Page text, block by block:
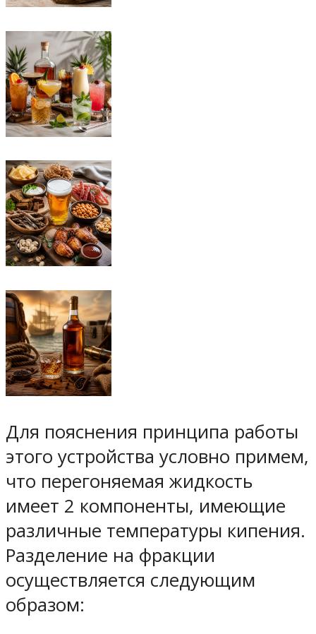
Для пояснения принципа работы
этого устройства условно примем,
что перегоняемая жидкость
имеет 2 компоненты, имеющие
различные температуры кипения.
Разделение на фракции
осуществляется следующим
образом: